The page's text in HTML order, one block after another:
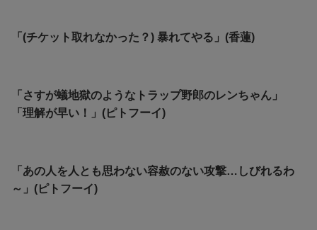
「(チケット取れなかった？) 暴れてやる」(香蓮)
「さすが蟻地獄のようなトラップ野郎のレンちゃん」
「理解が早い！」(ピトフーイ)
「あの人を人とも思わない容赦のない攻撃…しびれるわ
～」(ピトフーイ)